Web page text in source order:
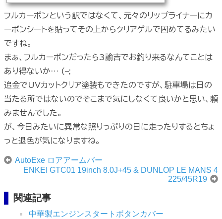
フルカーボンという訳ではなくて、元々のリップライナーにカ
ーボンシートを貼ってその上からクリアゲルで固めてるみたい
ですね。
まぁ、フルカーボンだったら3諭吉でお釣り来るなんてことは
あり得ないか… (–;
追金でUVカットクリア塗装もできたのですが、駐車場は日の
当たる所ではないのでそこまで気にしなくて良いかと思い、頼
みませんでした。
が、今日みたいに異常な照りっぷりの日に走ったりするとちょ
っと退色が気になりますね。
AutoExe ロアアームバー
ENKEI GTC01 19inch 8.0J+45 & DUNLOP LE MANS 4
225/45R19
関連記事
中華製エンジンスタートボタンカバー